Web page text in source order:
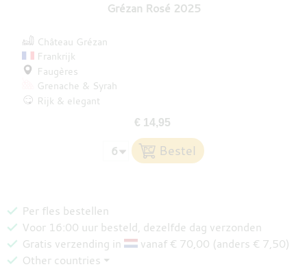
Grézan Rosé 2025
Château Grézan
Frankrijk
Faugères
Grenache
Syrah
Rijk & elegant
€ 14,95
Per fles bestellen
Voor 16:00 uur besteld, dezelfde dag verzonden
Gratis verzending in
vanaf € 70,00 (anders € 7,50)
Other countries ⏷